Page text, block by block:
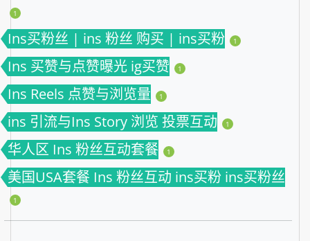
1
Ins买粉丝 | ins 粉丝 购买 | ins买粉 1
Ins 买赞与点赞曝光 ig买赞 1
Ins Reels 点赞与浏览量 1
ins 引流与Ins Story 浏览 投票互动 1
华人区 Ins 粉丝互动套餐 1
美国USA套餐 Ins 粉丝互动 ins买粉 ins买粉丝
1